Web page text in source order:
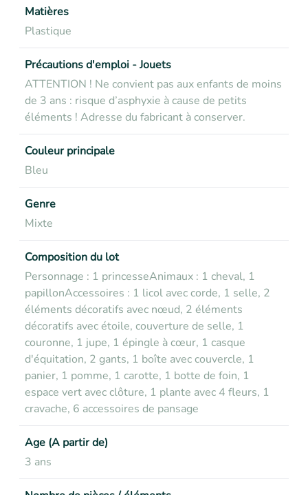
Matières
Plastique
Précautions d'emploi - Jouets
ATTENTION ! Ne convient pas aux enfants de moins
de 3 ans : risque d’asphyxie à cause de petits
éléments ! Adresse du fabricant à conserver.
Couleur principale
Bleu
Genre
Mixte
Composition du lot
Personnage : 1 princesseAnimaux : 1 cheval, 1
papillonAccessoires : 1 licol avec corde, 1 selle, 2
éléments décoratifs avec nœud, 2 éléments
décoratifs avec étoile, couverture de selle, 1
couronne, 1 jupe, 1 épingle à cœur, 1 casque
d'équitation, 2 gants, 1 boîte avec couvercle, 1
panier, 1 pomme, 1 carotte, 1 botte de foin, 1
espace vert avec clôture, 1 plante avec 4 fleurs, 1
cravache, 6 accessoires de pansage
Age (A partir de)
3 ans